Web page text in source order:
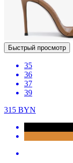
Быстрый просмотр
35
36
37
39
315 BYN